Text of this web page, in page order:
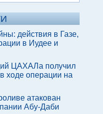
действия в Газе,
в Иудее и
ЦАХАЛа получил
ходе операции на
атакован
Абу-Даби